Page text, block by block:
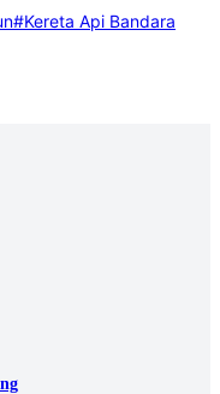
#Kereta Api Bandara